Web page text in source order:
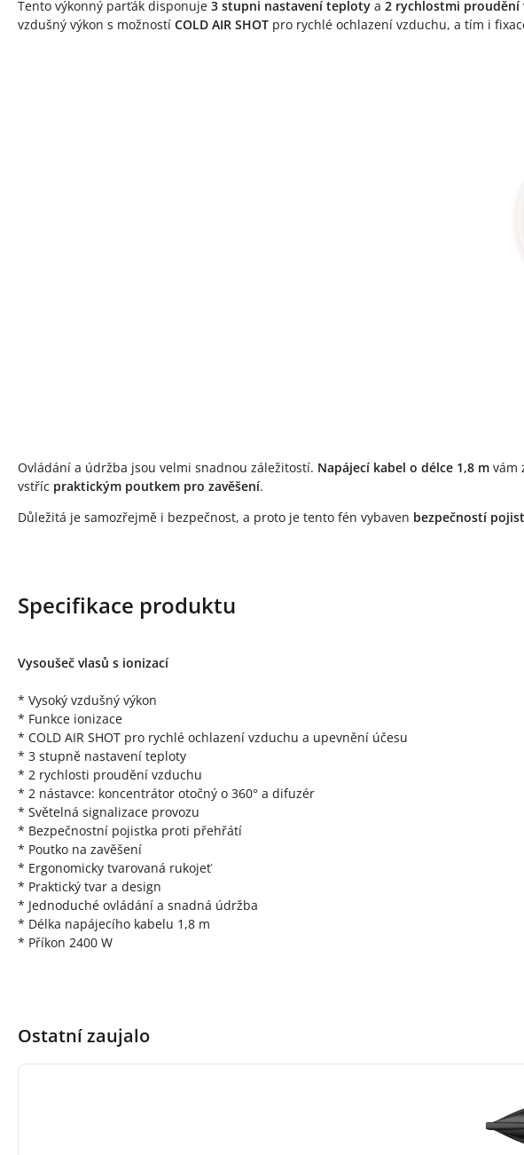
Tento výkonný parťák disponuje 3 stupni nastavení teploty a 2 rychlostmi proudění
vzdušný výkon s možností COLD AIR SHOT pro rychlé ochlazení vzduchu, a tím i
Ovládání a údržba jsou velmi snadnou záležitostí. Napájecí kabel o délce 1,8 m vám
vstříc praktickým poutkem pro zavěšení.
Důležitá je samozřejmě i bezpečnost, a proto je tento fén vybaven bezpečností
Specifikace produktu
Vysoušeč vlasů s ionizací
* Vysoký vzdušný výkon
* Funkce ionizace
* COLD AIR SHOT pro rychlé ochlazení vzduchu a upevnění účesu
* 3 stupně nastavení teploty
* 2 rychlosti proudění vzduchu
* 2 nástavce: koncentrátor otočný o 360° a difuzér
* Světelná signalizace provozu
* Bezpečnostní pojistka proti přehřátí
* Poutko na zavěšení
* Ergonomicky tvarovaná rukojeť
* Praktický tvar a design
* Jednoduché ovládání a snadná údržba
* Délka napájecího kabelu 1,8 m
* Příkon 2400 W
Ostatní zaujalo